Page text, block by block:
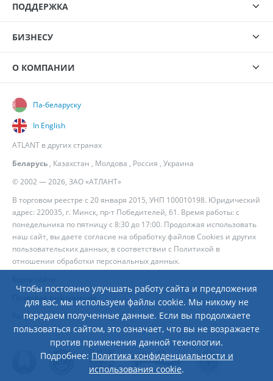
Чтобы постоянно улучшать работу сайта и предложения
для вас, мы используем файлы cookie. Мы никому не
передаем полученные данные. Если вы продолжаете
пользоваться сайтом, это означает, что вы не возражаете
против применения данной технологии.
Подробнее: Политика конфиденциальности и
использования cookie.
ПОДДЕРЖКА
БИЗНЕСУ
О КОМПАНИИ
© 2002 — 2026, ЗАО «АТЛАНТ»
В торговом реестре с 20 января 2015, УНП 100010198. Юридический
адрес: 220035, г. Минск, пр-т Победителей, 61. Время работы: с
понедельника по пятницу с 8:30 до 17:00. Продолжая использовать
наш сайт, вы даете согласие на обработку файлов Cookies и других
пользовательских данных, в соответствии с Политикой в
отношении обработки персональных данных.
Разработка сайта— Новый Сайт
Па-беларуску
In English
ATLANT в других странах
Беларусь , Казахстан , Молдова , Россия , Украина